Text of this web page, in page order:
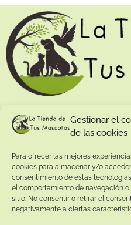
Gestionar el
de las cookies
Para ofrecer las mejores
cookies para almacenar y/o
consentimiento de estas
el comportamiento de navegación
sitio. No consentir o retirar el
negativamente a ciertas
Contacto:
Dirección:
Calle Pepe Jiménez 19,
Teléfono:
+34641081328
Email:
info@